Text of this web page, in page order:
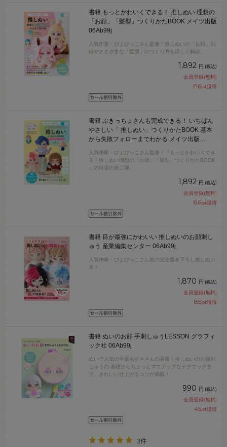
書籍 もっとかわいくできる！ 推しぬい 理想の
「お顔」「髪型」つくりかたBOOK メイツ出版
06Ab99j
人気作家・ぴよぴっこさん監修！推しぬいの「お顔」刺
繍やさまざまな「髪型」のつくり方を詳しく解説。
1,892 円 (税込)
会員登録(無料)
86pt獲得
書籍 ぶきっちょさんも完成できる！ いちばん
やさしい「 推しぬい」つくりかたBOOK 基本
から失敗フォローまでわかる メイツ出版
人気作家・ぴよぴっこさん監修！『もっとかわいくでき
る！推しぬい理想の「お顔」「髪型」つくりかたBOOK
』の待望の第二弾。
1,892 円 (税込)
会員登録(無料)
86pt獲得
書籍 目が最強にかわいい 推しぬいのお顔刺し
ゅう 産業編集センター 06Ab99j
人気作家・ぴよぴっこさん初の完全書き下ろし推しぬい
本！
1,870 円 (税込)
会員登録(無料)
85pt獲得
書籍 ぬいのお顔 手刺しゅうLESSON グラフィ
ック社 06Ab99j
ぬいで人気の平栗あずささんの著書！推しぬいのお顔刺
しゅうの 基礎からちょっとマニアックなテクニックま
で、きれいに仕上がるコツが満載！
990 円 (税込)
会員登録(無料)
45pt獲得
3件